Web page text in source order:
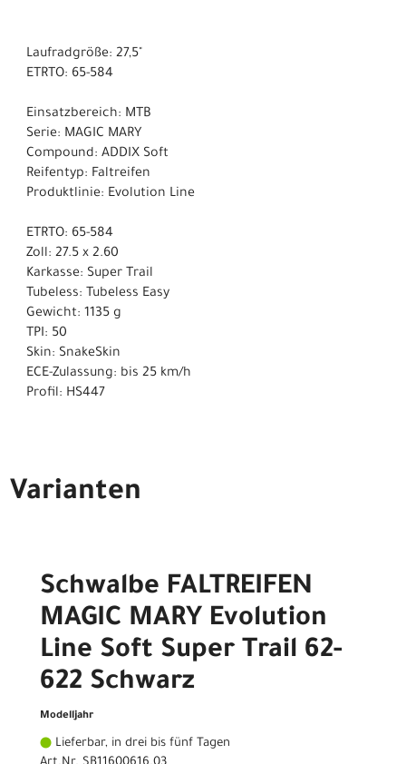
Laufradgröße: 27,5"
ETRTO: 65-584
Einsatzbereich: MTB
Serie: MAGIC MARY
Compound: ADDIX Soft
Reifentyp: Faltreifen
Produktlinie: Evolution Line
ETRTO: 65-584
Zoll: 27.5 x 2.60
Karkasse: Super Trail
Tubeless: Tubeless Easy
Gewicht: 1135 g
TPI: 50
Skin: SnakeSkin
ECE-Zulassung: bis 25 km/h
Profil: HS447
Varianten
Schwalbe FALTREIFEN
MAGIC MARY Evolution
Line Soft Super Trail 62-
622 Schwarz
Modelljahr
Lieferbar, in drei bis fünf Tagen